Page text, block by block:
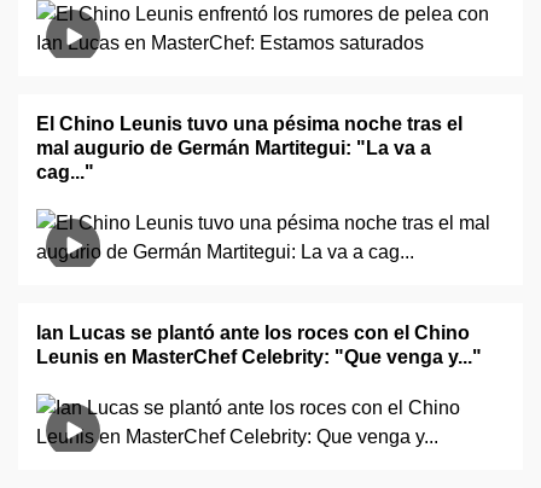
El Chino Leunis tuvo una pésima noche tras el
mal augurio de Germán Martitegui: "La va a
cag..."
Ian Lucas se plantó ante los roces con el Chino
Leunis en MasterChef Celebrity: "Que venga y..."